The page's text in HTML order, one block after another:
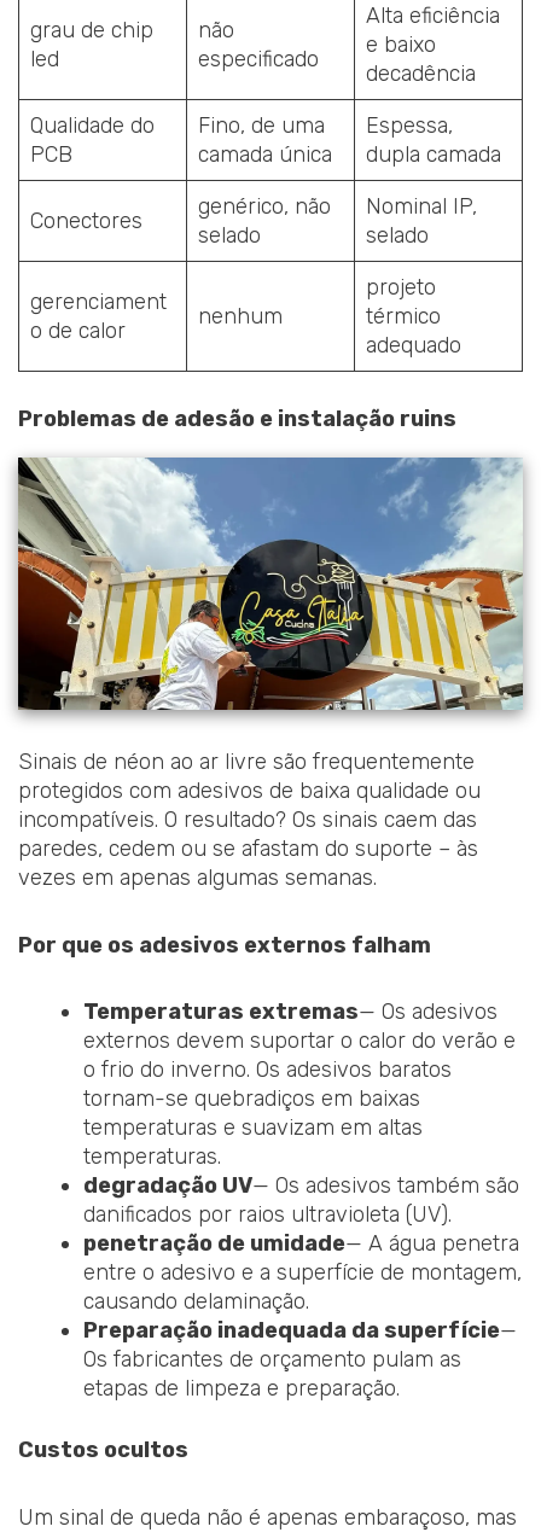
grau de chip
led
não
especificado
Alta eficiência
e baixo
decadência
Qualidade do
PCB
Fino, de uma
camada única
Espessa,
dupla camada
Conectores
genérico, não
selado
Nominal IP,
selado
gerenciament
o de calor
nenhum
projeto
térmico
adequado
Problemas de adesão e instalação ruins
Sinais de néon ao ar livre são frequentemente
protegidos com adesivos de baixa qualidade ou
incompatíveis. O resultado? Os sinais caem das
paredes, cedem ou se afastam do suporte – às
vezes em apenas algumas semanas.
Por que os adesivos externos falham
Temperaturas extremas— Os adesivos
externos devem suportar o calor do verão e
o frio do inverno. Os adesivos baratos
tornam-se quebradiços em baixas
temperaturas e suavizam em altas
temperaturas.
degradação UV— Os adesivos também são
danificados por raios ultravioleta (UV).
penetração de umidade— A água penetra
entre o adesivo e a superfície de montagem,
causando delaminação.
Preparação inadequada da superfície—
Os fabricantes de orçamento pulam as
etapas de limpeza e preparação.
Custos ocultos
Um sinal de queda não é apenas embaraçoso, mas